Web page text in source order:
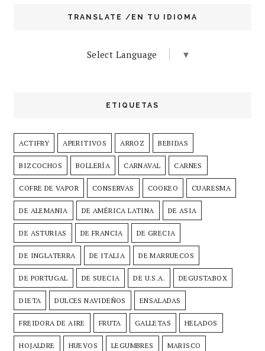
TRANSLATE /EN TU IDIOMA
Select Language ▼
ETIQUETAS
ACTIFRY APERITIVOS ARROZ BEBIDAS
BIZCOCHOS BOLLERÍA CARNAVAL CARNES
COFRE DE VAPOR CONSERVAS COOKEO CUARESMA
DE ALEMANIA DE AMÉRICA LATINA DE ASIA
DE ASTURIAS DE FRANCIA DE GRECIA
DE INGLATERRA DE ITALIA DE MARRUECOS
DE PORTUGAL DE SUECIA DE U.S.A. DEGUSTABOX
DIETA DULCES NAVIDEÑOS ENSALADAS
FREIDORA DE AIRE FRUTA GALLETAS HELADOS
HOJALDRE HUEVOS LEGUMBRES MARISCO